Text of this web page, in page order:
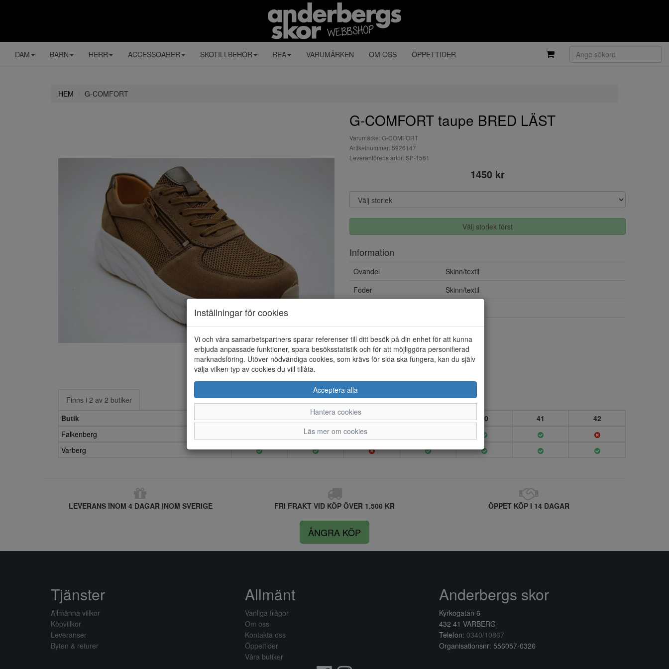
DAM BARN HERR ACCESSOARER SKOTILLBEHÖR REA VARUMÄRKEN OM OSS ÖPPETTIDER
HEM G-COMFORT
G-COMFORT taupe BRED LÄST
Varumärke: G-COMFORT
Artikelnummer: 5926147
Leverantörens artnr: SP-1561
1450 kr
Välj storlek först
Information
Ovandel
Skinn/textil
Foder
Skinn/textil
Löstagbar innersula
Ja
Finns i 2 av 2 butiker
Butik
36 37 38 39 40 41
42
Falkenberg
Varberg
LEVERANS INOM 4 DAGAR INOM SVERIGE FRI FRAKT VID KÖP ÖVER 1.500 KR ÖPPET KÖP I 14 DAGAR
ÅNGRA KÖP
Inställningar för cookies
Vi och våra samarbetspartners sparar referenser till ditt besök på din enhet för att kunna
erbjuda anpassade funktioner, spara besöksstatistik och för att möjliggöra personifierad
marknadsföring. Utöver nödvändiga cookies, som krävs för sida ska fungera, kan du själv
välja vilken typ av cookies du vill tillåta.
Acceptera alla
Hantera cookies
Läs mer om cookies
Tjänster
Allmänna villkor
Köpvillkor
Leveranser
Byten & returer
Allmänt
Vanliga frågor
Om oss
Kontakta oss
Öppettider
Våra butiker
Anderbergs skor
Kyrkogatan 6
432 41 VARBERG
Telefon: 0340/10867
Organisationsnr: 556057-0326